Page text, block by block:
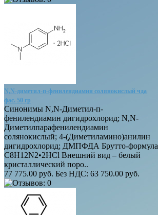
N,N-диметил-п-фенилендиамин солянокислый чда
фас. 50 гр
Синонимы N,N-Диметил-п-
фенилендиамин дигидрохлорид; N,N-
Диметилпарафенилендиамин
солянокислый; 4-(Диметиламино)анилин
дигидрохлорид; ДМПФДА Брутто-формула
C8H12N2•2HCl Внешний вид – белый
кристаллический поро..
77 775.00 руб. Без НДС: 63 750.00 руб.